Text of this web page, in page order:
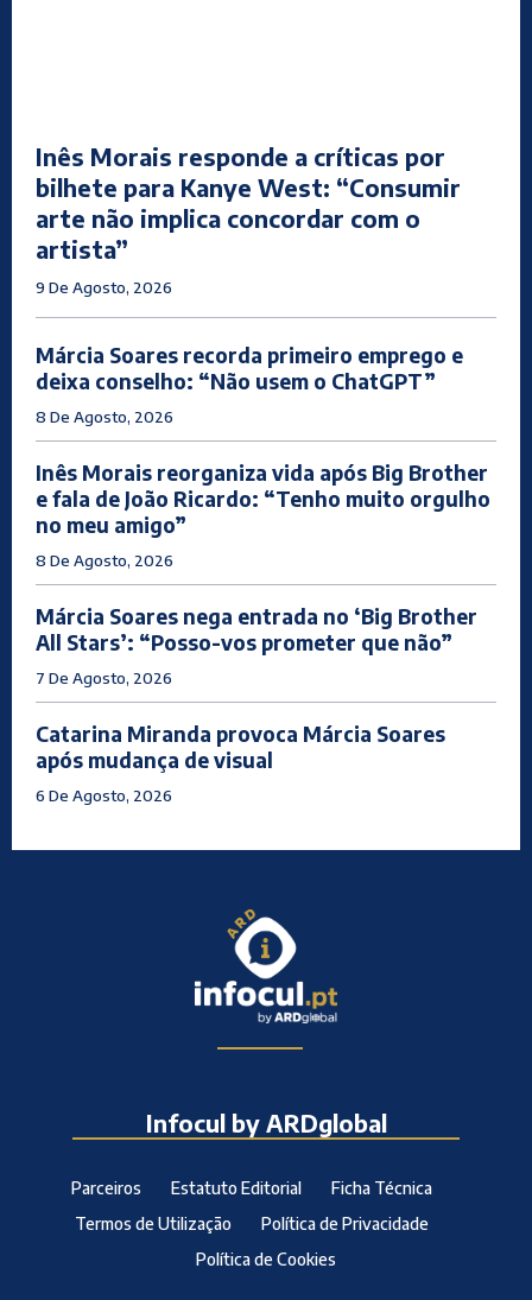
Inês Morais responde a críticas por
bilhete para Kanye West: “Consumir
arte não implica concordar com o
artista”
9 De Agosto, 2026
Márcia Soares recorda primeiro emprego e
deixa conselho: “Não usem o ChatGPT”
8 De Agosto, 2026
Inês Morais reorganiza vida após Big Brother
e fala de João Ricardo: “Tenho muito orgulho
no meu amigo”
8 De Agosto, 2026
Márcia Soares nega entrada no ‘Big Brother
All Stars’: “Posso-vos prometer que não”
7 De Agosto, 2026
Catarina Miranda provoca Márcia Soares
após mudança de visual
6 De Agosto, 2026
Infocul by ARDglobal
Parceiros Estatuto Editorial
Ficha Técnica
Termos de Utilização
Política de Privacidade
Política de Cookies